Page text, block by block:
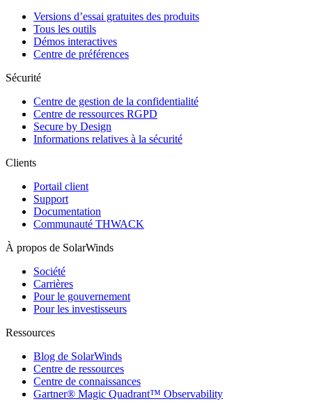
Versions d’essai gratuites des produits
Tous les outils
Démos interactives
Centre de préférences
Sécurité
Centre de gestion de la confidentialité
Centre de ressources RGPD
Secure by Design
Informations relatives à la sécurité
Clients
Portail client
Support
Documentation
Communauté THWACK
À propos de SolarWinds
Société
Carrières
Pour le gouvernement
Pour les investisseurs
Ressources
Blog de SolarWinds
Centre de ressources
Centre de connaissances
Gartner® Magic Quadrant™ Observability